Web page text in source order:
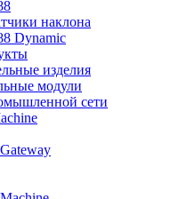
наклона
Dynamic
изделия
модули
сети